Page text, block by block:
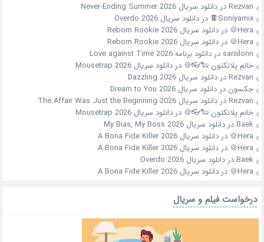
Rezvanدردانلود سریال Never-Ending Summer 2026
Soniyamix🍫
دردانلود سریال Overdo 2026
Hera🍪
دردانلود سریال Reborn Rookie 2026
Hera🍪
دردانلود سریال Reborn Rookie 2026
sariiilonn دردانلود برنامه Love against Time 2026
خانم پلانکتون 🐑👓🍪 دردانلود سریال Mousetrap 2026
Rezvanدردانلود سریال Dazzling 2026
جکسون دردانلود سریال Dream to You 2026
Rezvanدردانلود سریال The Affair Was Just the Beginning 2026
خانم پلانکتون 🐑👓🍪 دردانلود سریال Mousetrap 2026
Baekدردانلود سریال My Bias, My Boss 2026
Hera🍪
دردانلود سریال A Bona Fide Killer 2026
Hera🍪
دردانلود سریال A Bona Fide Killer 2026
Baekدردانلود سریال Overdo 2026
Hera🍪
دردانلود سریال A Bona Fide Killer 2026
درخواست فیلم و سریال